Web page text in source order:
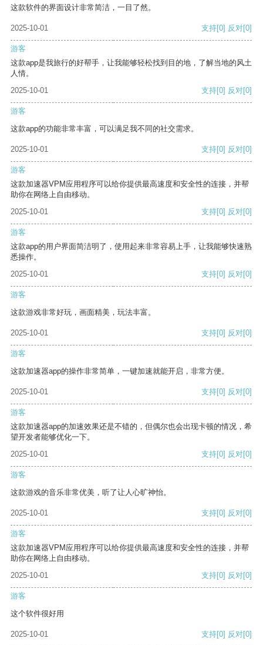
这款软件的界面设计非常简洁，一目了然。
2025-10-01 支持[0] 反对[0]
游客
这款app是我旅行的好帮手，让我能够轻松找到目的地，了解当地的风土
人情。
2025-10-01
支持[0] 反对[0]
游客
这款app的功能非常丰富，可以满足我不同的社交需求。
2025-10-01 支持[0] 反对[0]
游客
这款加速器VPM应用程序可以给你提供最高速度和安全性的连接，并帮
助你在网络上自由移动。
2025-10-01
支持[0] 反对[0]
游客
这款app的用户界面简洁明了，使用起来非常容易上手，让我能够快速熟
悉操作。
2025-10-01
支持[0] 反对[0]
游客
这款游戏非常好玩，画面精美，玩法丰富。
2025-10-01 支持[0] 反对[0]
游客
这款加速器app的操作非常简单，一键加速就能开启，非常方便。
2025-10-01 支持[0] 反对[0]
游客
这款加速器app的加速效果还是不错的，但偶尔也会出现卡顿的情况，希
望开发者能够优化一下。
2025-10-01
支持[0] 反对[0]
游客
这款游戏的音乐非常优美，听了让人心旷神怡。
2025-10-01 支持[0] 反对[0]
游客
这款加速器VPM应用程序可以给你提供最高速度和安全性的连接，并帮
助你在网络上自由移动。
2025-10-01
支持[0] 反对[0]
游客
这个软件很好用
2025-10-01 支持[0] 反对[0]